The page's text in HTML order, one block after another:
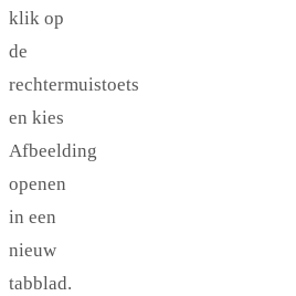
klik op
de
rechtermuistoets
en kies
Afbeelding
openen
in een
nieuw
tabblad.